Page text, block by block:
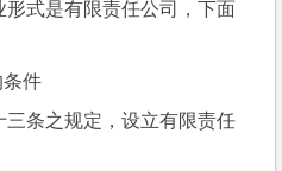
式是有限责任公司，下面
条件
条之规定，设立有限责任